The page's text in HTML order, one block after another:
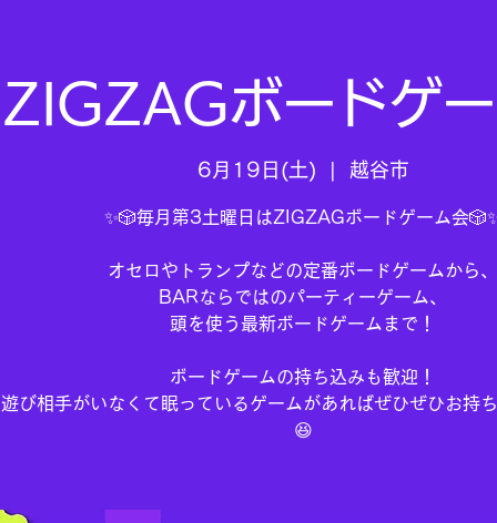
ZIGZAGボードゲ
6月19日(土) 越谷市
✨🎲毎月第3土曜日はZIGZAGボードゲーム会
オセロやトランプなどの定番ボードゲームから、
BARならではのパーティーゲーム、
頭を使う最新ボードゲームまで！
ボードゲームの持ち込みも歓迎！
遊び相手がいなくて眠っているゲームがあればぜひぜひお持
😆